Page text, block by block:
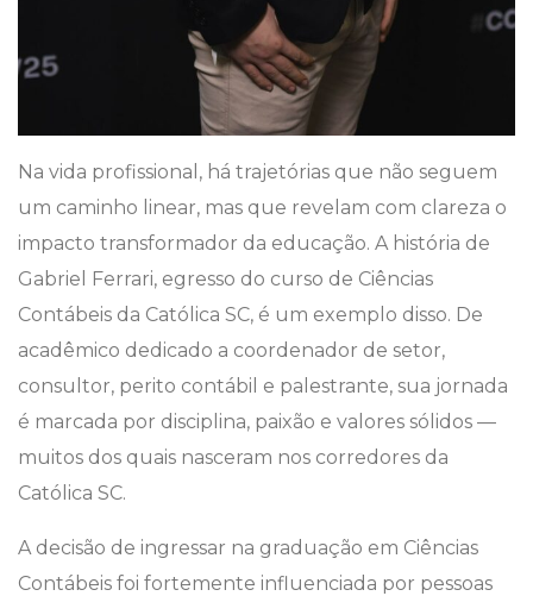
Na vida profissional, há trajetórias que não seguem
um caminho linear, mas que revelam com clareza o
impacto transformador da educação. A história de
Gabriel Ferrari, egresso do curso de Ciências
Contábeis da Católica SC, é um exemplo disso. De
acadêmico dedicado a coordenador de setor,
consultor, perito contábil e palestrante, sua jornada
é marcada por disciplina, paixão e valores sólidos —
muitos dos quais nasceram nos corredores da
Católica SC.
A decisão de ingressar na graduação em Ciências
Contábeis foi fortemente influenciada por pessoas